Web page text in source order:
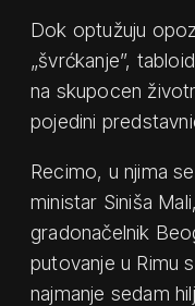
Dok optužuju
„švrćkanje”,
na skupocen
pojedini
Recimo, u njima
ministar Siniša
gradonačelnik
putovanje u Rimu
najmanje sedam